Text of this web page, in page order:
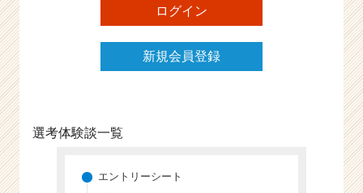
ト
が
届
く
チ
ログイン
新規会員登録
選考体験談一覧
エントリーシート